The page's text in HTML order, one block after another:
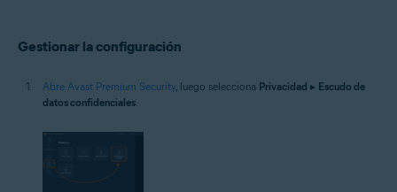
Gestionar la configuración
Abre Avast Premium Security, luego selecciona Privacidad ▸ Escudo de
datos confidenciales.